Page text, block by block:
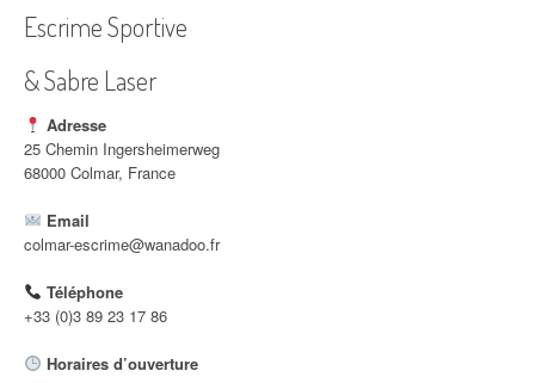
a
t
i
o
d
'
a
r
Escrime Sportive
& Sabre Laser
Adresse
25 Chemin Ingersheimerweg
68000 Colmar, France
Email
colmar-escrime@wanadoo.fr
Téléphone
+33 (0)3 89 23 17 86
Horaires d’ouverture